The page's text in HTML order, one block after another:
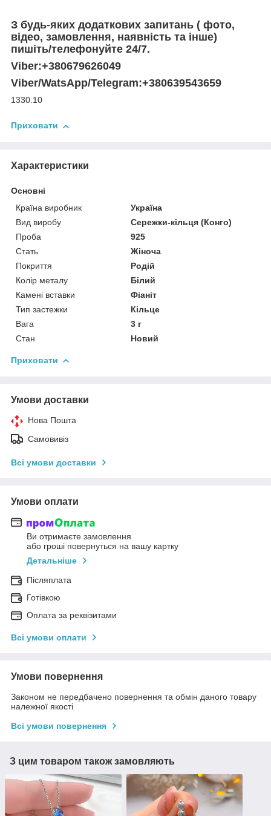
З будь-яких додаткових запитань ( фото,
відео, замовлення, наявність та інше)
пишіть/телефонуйте 24/7.
Viber:+380679626049
Viber/WatsApp/Telegram:+380639543659
1330.10
Приховати
Характеристики
Основні
Країна виробник
Україна
Вид виробу
Сережки-кільця (Конго)
Проба
925
Стать
Жіноча
Покриття
Родій
Колір металу
Білий
Камені вставки
Фіаніт
Тип застежки
Кільце
Вага
3 г
Стан
Новий
Приховати
Умови доставки
Нова Пошта
Самовивіз
Всі умови доставки
Умови оплати
Ви отримаєте замовлення
або гроші повернуться на вашу картку
Детальніше
Післяплата
Готівкою
Оплата за реквізитами
Всі умови оплати
Умови повернення
Законом не передбачено повернення та обмін даного товару
належної якості
Всі умови повернення
З цим товаром також замовляють